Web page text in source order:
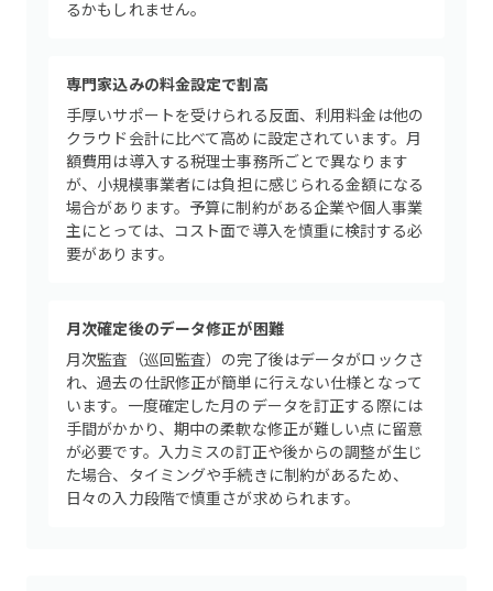
るかもしれません。
専門家込みの料金設定で割高
手厚いサポートを受けられる反面、利用料金は他の
クラウド会計に比べて高めに設定されています。月
額費用は導入する税理士事務所ごとで異なります
が、小規模事業者には負担に感じられる金額になる
場合があります。予算に制約がある企業や個人事業
主にとっては、コスト面で導入を慎重に検討する必
要があります。
月次確定後のデータ修正が困難
月次監査（巡回監査）の完了後はデータがロックさ
れ、過去の仕訳修正が簡単に行えない仕様となって
います。一度確定した月のデータを訂正する際には
手間がかかり、期中の柔軟な修正が難しい点に留意
が必要です。入力ミスの訂正や後からの調整が生じ
た場合、タイミングや手続きに制約があるため、
日々の入力段階で慎重さが求められます。